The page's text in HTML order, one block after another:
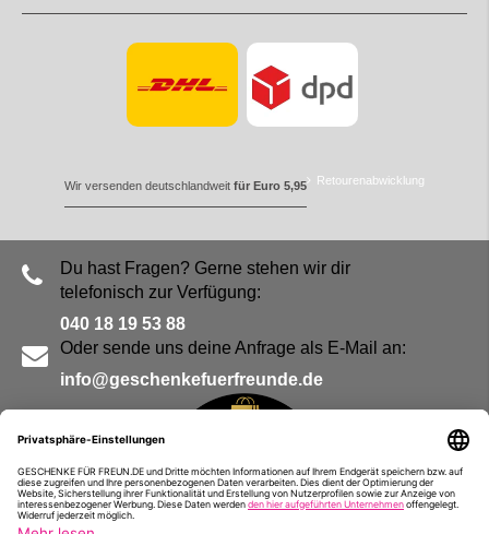
Wir versenden deutschlandweit für Euro 5,95 Retourenabwicklung
Du hast Fragen? Gerne stehen wir dir
telefonisch zur Verfügung:
040 18 19 53 88
Oder sende uns deine Anfrage als E-Mail an:
info@geschenkefuerfreunde.de